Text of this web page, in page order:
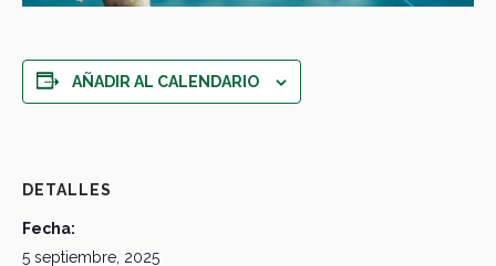
AÑADIR AL CALENDARIO
DETALLES
Fecha:
5 septiembre, 2025